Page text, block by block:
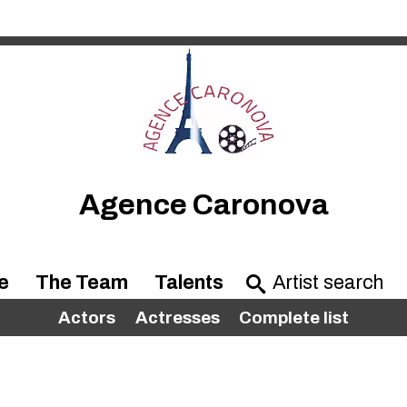
Agence Caronova
The Team Talents
Actors Actresses Complete list